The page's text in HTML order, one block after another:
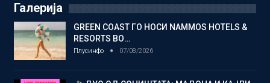
Галерија
GREEN COAST ГО НОСИ NAMMOS HOTELS &
RESORTS ВО…
Плусинфо 07/08/2026